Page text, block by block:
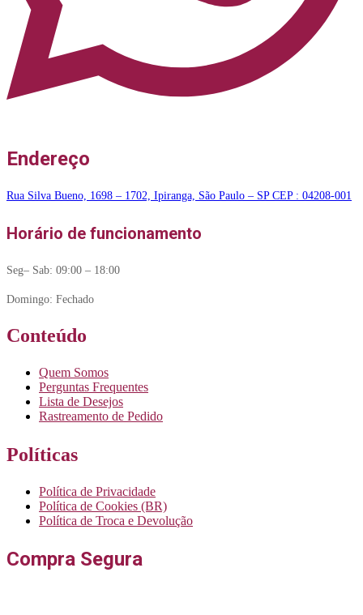
Endereço
Rua Silva Bueno, 1698 – 1702, Ipiranga, São Paulo – SP CEP : 04208-001
Horário de funcionamento
Seg– Sab: 09:00 – 18:00
Domingo: Fechado
Conteúdo
Quem Somos
Perguntas Frequentes
Lista de Desejos
Rastreamento de Pedido
Políticas
Política de Privacidade
Política de Cookies (BR)
Política de Troca e Devolução
Compra Segura